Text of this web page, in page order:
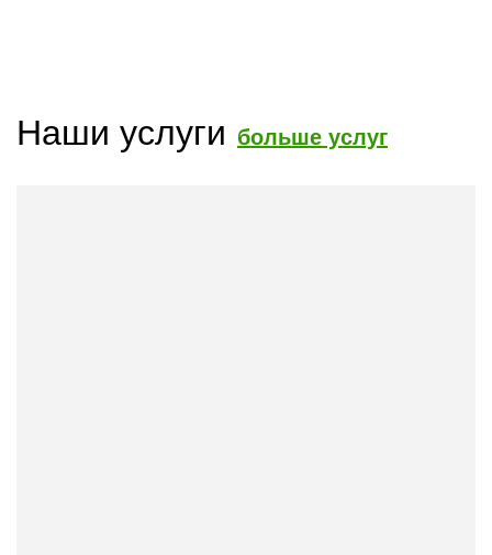
Наши услуги больше услуг